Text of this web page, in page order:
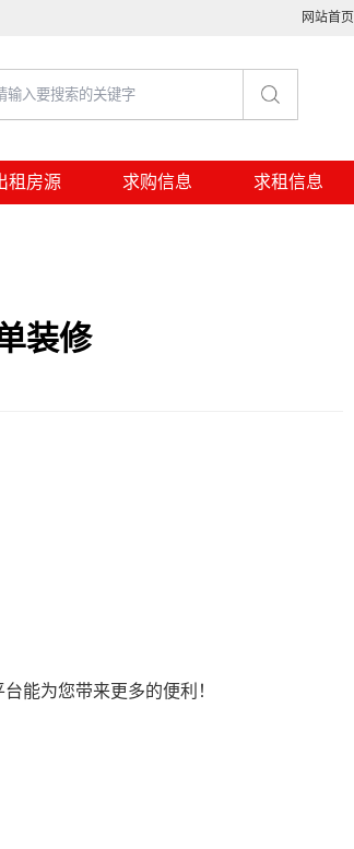
网站首页
租房源 求购信息 求租信息
装修
能为您带来更多的便利！